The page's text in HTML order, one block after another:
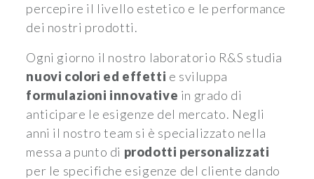
percepire il livello estetico e le performance
dei nostri prodotti.
Ogni giorno il nostro laboratorio R&S studia
nuovi colori ed effetti e sviluppa
formulazioni innovative in grado di
anticipare le esigenze del mercato. Negli
anni il nostro team si è specializzato nella
messa a punto di prodotti personalizzati
per le specifiche esigenze del cliente dando